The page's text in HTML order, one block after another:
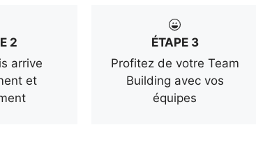
2
arrive
et
ÉTAPE 3
Profitez de votre Team
Building avec vos
équipes